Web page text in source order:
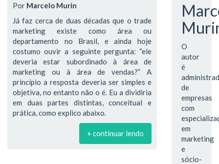
Por Marcelo Murin
Já faz cerca de duas décadas que o trade
marketing existe como área ou
departamento no Brasil, e ainda hoje
costumo ouvir a seguinte pergunta: “ele
deveria estar subordinado à área de
marketing ou à área de vendas?” A
princípio a resposta deveria ser simples e
objetiva, no entanto não o é. Eu a dividiria
em duas partes distintas, conceitual e
prática, como explico abaixo.
+ continuar lendo
O
autor
é
de
empresas
com
em
marketing
e
sócio-